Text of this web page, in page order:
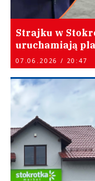
Strajku w
uruchamiają
07.06.2026 / 20:47